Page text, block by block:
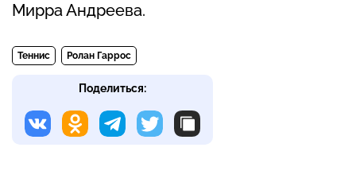
Мирра Андреева.
Теннис Ролан Гаррос
Поделиться: